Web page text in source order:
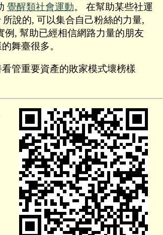
覺醒類社會運動。 在幫助某些社運
說的, 可以集合自己粉絲的力量,
, 幫助已經相信網路力量的朋友
舞臺很多。
管重要資產的敗家模式壞榜樣